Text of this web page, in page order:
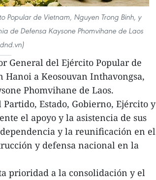
Popular de Vietnam, Nguyen Trong Binh, y
de Defensa Kaysone Phomvihane de Laos
General del Ejército Popular de
a Keosouvan Inthavongsa,
Phomvihane de Laos.
Estado, Gobierno, Ejército y
el apoyo y la asistencia de sus
y la reunificación en el
y defensa nacional en la
prioridad a la consolidación y el